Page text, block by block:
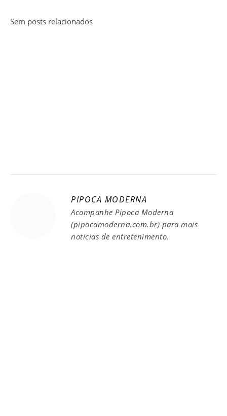
Sem posts relacionados
PIPOCA MODERNA
Acompanhe Pipoca Moderna
(pipocamoderna.com.br) para mais
notícias de entretenimento.